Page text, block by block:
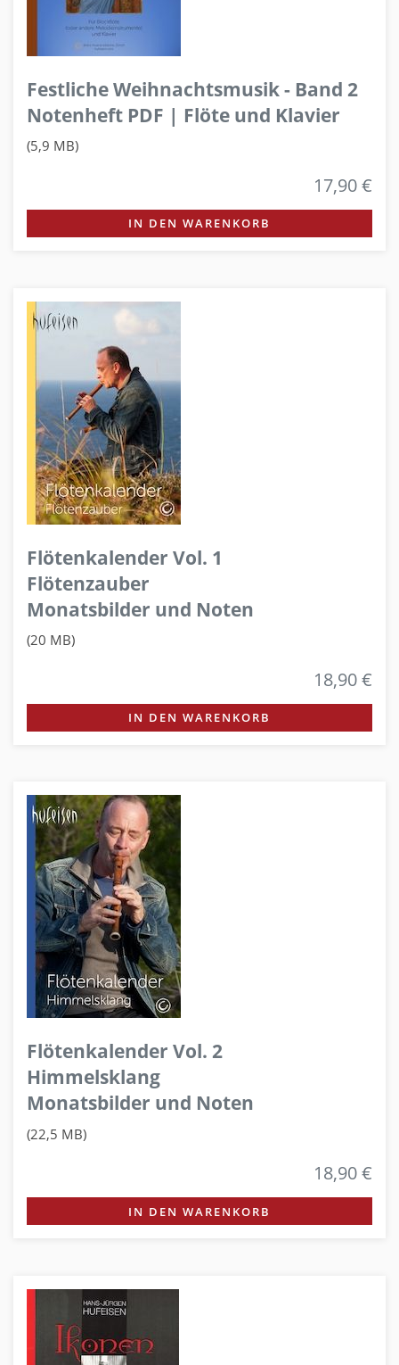
Festliche Weihnachtsmusik - Band 2
Notenheft PDF | Flöte und Klavier
(5,9 MB)
17,90 €
IN DEN WARENKORB
Flötenkalender Vol. 1
Flötenzauber
Monatsbilder und Noten
(20 MB)
18,90 €
IN DEN WARENKORB
Flötenkalender Vol. 2
Himmelsklang
Monatsbilder und Noten
(22,5 MB)
18,90 €
IN DEN WARENKORB